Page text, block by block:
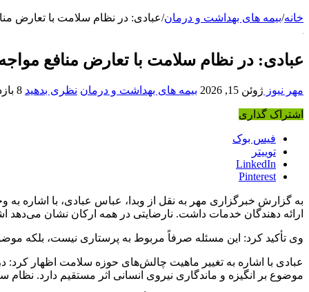
خانه/بیمه های بهداشت و درمان/عبادی: در نظام سلامت با تعارض
عبادی: در نظام سلامت با تعارض منافع
مهر نیوز ژوئن 15, 2026 بیمه های بهداشت و درمان نظری بدهید 8 بازدید
اشتراک گذاری
فیس بوک
توییتر
LinkedIn
Pinterest
به گزارش خبرگزاری مهر به نقل از وبدا، عباس عبادی، با اشاره
ارائه دهندگان خدمات داشت. نارضایتی در همه ارکان نشان می‌دهد
وی تأکید کرد: این مسئله صرفاً مربوط به پرستاری نیست، بلکه
عبادی با اشاره به تغییر ماهیت چالش‌های حوزه سلامت اظهار
موضوع بر انگیزه و ماندگاری نیروی انسانی اثر مستقیم دارد.